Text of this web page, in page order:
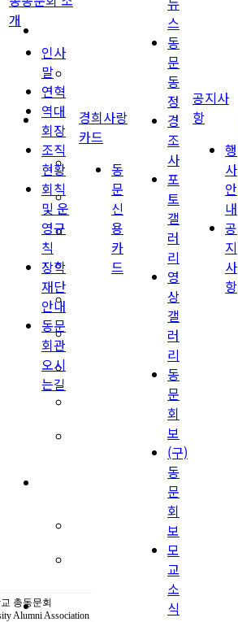
총동문회 뉴스
산하단체 뉴스
동문 동정
개
인사
말
연혁
역대
회장
조직
현황
회칙
및 운
영규
칙
장학
재단
안내
동문
회관
오시
는길
경희사랑
카드
동
문
신
용
카
드
스
동
문
동
정
경
조
사
포
토
갤
러
리
영
상
갤
러
리
동
문
회
보
(구)
동
문
회
보
모
교
소
식
공지사
항
행
사
안
내
공
지
사
항
총동문회
Alumni Association